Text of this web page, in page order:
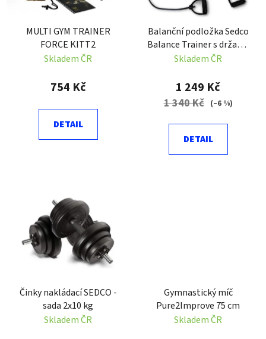
MULTI GYM TRAINER
FORCE KITT2
Skladem ČR
754 Kč
DETAIL
Balanční podložka Sedco
Balance Trainer s držadly
57 cm
Skladem ČR
1 249 Kč
1 340 Kč (–6 %)
DETAIL
Činky nakládací SEDCO -
sada 2x10 kg
Skladem ČR
Gymnastický míč
Pure2Improve 75 cm
Skladem ČR